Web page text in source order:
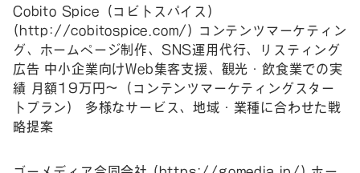
Cobito Spice（コビトスパイス）
( http://cobitospice.com/ ) コンテンツマーケティン
グ、ホームページ制作、SNS運用代行、リスティング
広告 中小企業向けWeb集客支援、観光・飲食業での実
績 月額19万円～（コンテンツマーケティングスター
トプラン） 多様なサービス、地域・業種に合わせた戦
略提案